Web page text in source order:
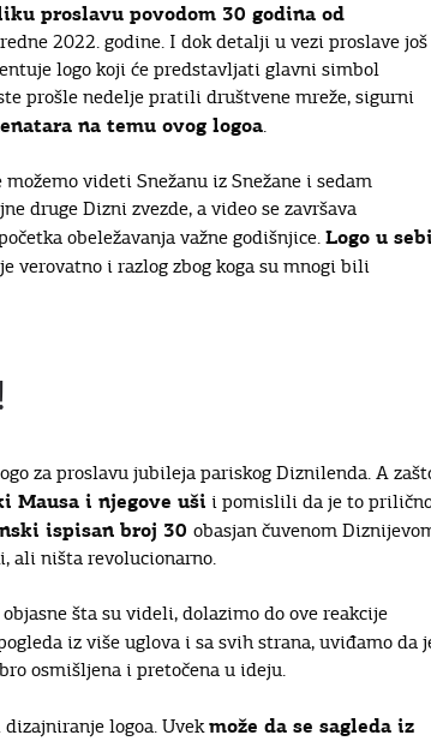
proslavu povodom 30 godina od
2022. godine. I dok detalji u vezi proslave još
logo koji će predstavljati glavni simbol
prošle nedelje pratili društvene mreže, sigurni
na temu ovog logoa.
možemo videti Snežanu iz Snežane i sedam
druge Dizni zvezde, a video se završava
obeležavanja važne godišnjice.Logo u sebi
verovatno i razlog zbog koga su mnogi bili
za proslavu jubileja pariskog Diznilenda. A
Mausa i njegove uši i pomislili da je to
ispisan broj 30 obasjan čuvenom
ali ništa revolucionarno.
šta su videli, dolazimo do ove reakcije
iz više uglova i sa svih strana, uviđamo da
osmišljena i pretočena u ideju.
logoa. Uvekmože da se sagleda iz